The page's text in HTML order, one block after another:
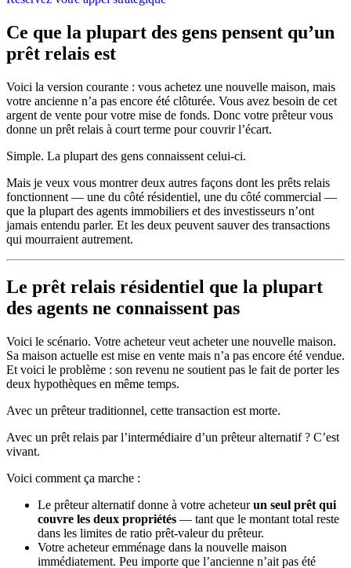
Ce que la plupart des gens pensent qu’un
prêt relais est
Voici la version courante : vous achetez une nouvelle maison, mais
votre ancienne n’a pas encore été clôturée. Vous avez besoin de cet
argent de vente pour votre mise de fonds. Donc votre prêteur vous
donne un prêt relais à court terme pour couvrir l’écart.
Simple. La plupart des gens connaissent celui-ci.
Mais je veux vous montrer deux autres façons dont les prêts relais
fonctionnent — une du côté résidentiel, une du côté commercial —
que la plupart des agents immobiliers et des investisseurs n’ont
jamais entendu parler. Et les deux peuvent sauver des transactions
qui mourraient autrement.
Le prêt relais résidentiel que la plupart
des agents ne connaissent pas
Voici le scénario. Votre acheteur veut acheter une nouvelle maison.
Sa maison actuelle est mise en vente mais n’a pas encore été vendue.
Et voici le problème : son revenu ne soutient pas le fait de porter les
deux hypothèques en même temps.
Avec un prêteur traditionnel, cette transaction est morte.
Avec un prêt relais par l’intermédiaire d’un prêteur alternatif ? C’est
vivant.
Voici comment ça marche :
Le prêteur alternatif donne à votre acheteurun seul prêt qui
couvre les deux propriétés — tant que le montant total reste
dans les limites de ratio prêt-valeur du prêteur.
Votre acheteur emménage dans la nouvelle maison
immédiatement. Peu importe que l’ancienne n’ait pas été